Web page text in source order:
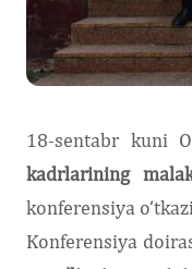
18-sentabr kuni
kadrlarining
konferensiya
Konferensiya